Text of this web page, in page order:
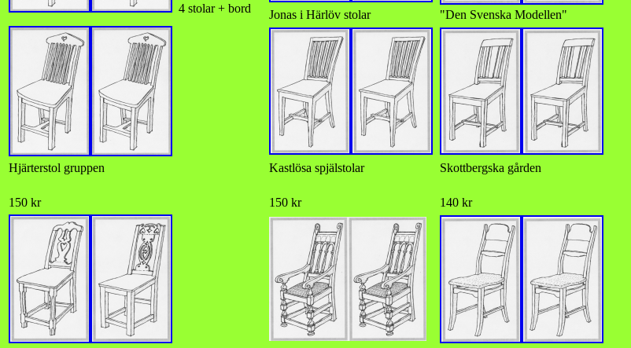
4 stolar + bord Jonas i Härlöv stolar "Den Svenska Modellen"
Hjärterstol gruppen
Kastlösa spjälstolar Skottbergska gården
150 kr 150 kr 140 kr